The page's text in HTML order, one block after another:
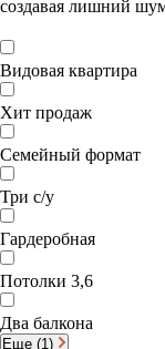
создавая лишний
Видовая квартира
Хит продаж
Семейный формат
Три с/у
Гардеробная
Потолки 3,6
Два балкона
Еще (1)